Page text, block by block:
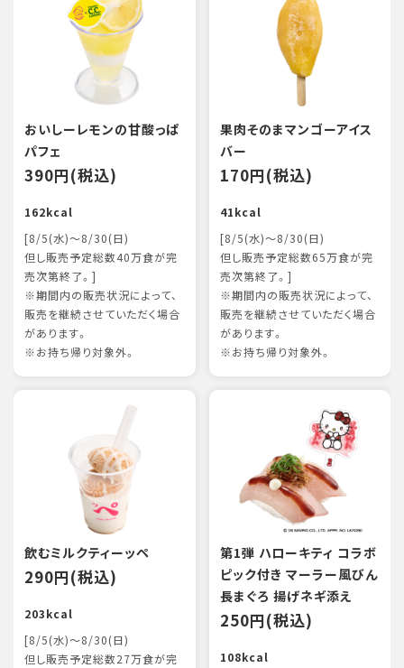
おいしーレモンの甘酸っぱ
パフェ
390円(税込)
162kcal
[8/5(水)～8/30(日)
但し販売予定総数40万食が完
売次第終了。]
※期間内の販売状況によって、
販売を継続させていただく場合
があります。
※お持ち帰り対象外。
果肉そのまマンゴーアイス
バー
170円(税込)
41kcal
[8/5(水)～8/30(日)
但し販売予定総数65万食が完
売次第終了。]
※期間内の販売状況によって、
販売を継続させていただく場合
があります。
※お持ち帰り対象外。
飲むミルクティーッペ
290円(税込)
203kcal
[8/5(水)～8/30(日)
但し販売予定総数27万食が完
第1弾 ハローキティ コラボ
ピック付き マーラー風びん
長まぐろ 揚げネギ添え
250円(税込)
108kcal